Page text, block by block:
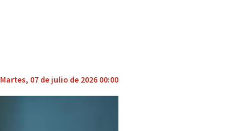
Martes, 07 de julio de 2026 00:00